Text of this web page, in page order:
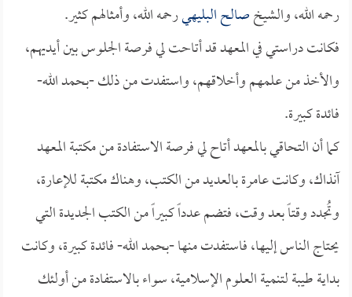
رحمه الله، والشيخصالح البليهيرحمه الله، وأمثالهم كثير.
فكانت دراستي في المعهد قد أتاحت لي فرصة الجلوس بين أيديهم،
والأخذ من علمهم وأخلاقهم، واستفدت من ذلك -بحمد الله-
فائدة كبيرة.
كما أن التحاقي بالمعهد أتاح لي فرصة الاستفادة من مكتبة المعهد
آنذاك، وكانت عامرة بالعديد من الكتب، وهناك مكتبة للإعارة،
وتُجدد وقتاً بعد وقت، فتضم عدداً كبيراً من الكتب الجديدة التي
يحتاج الناس إليها، فاستفدت منها -بحمد الله- فائدة كبيرة، وكانت
بداية طيبة لتنمية العلوم الإسلامية، سواء بالاستفادة من أولئك